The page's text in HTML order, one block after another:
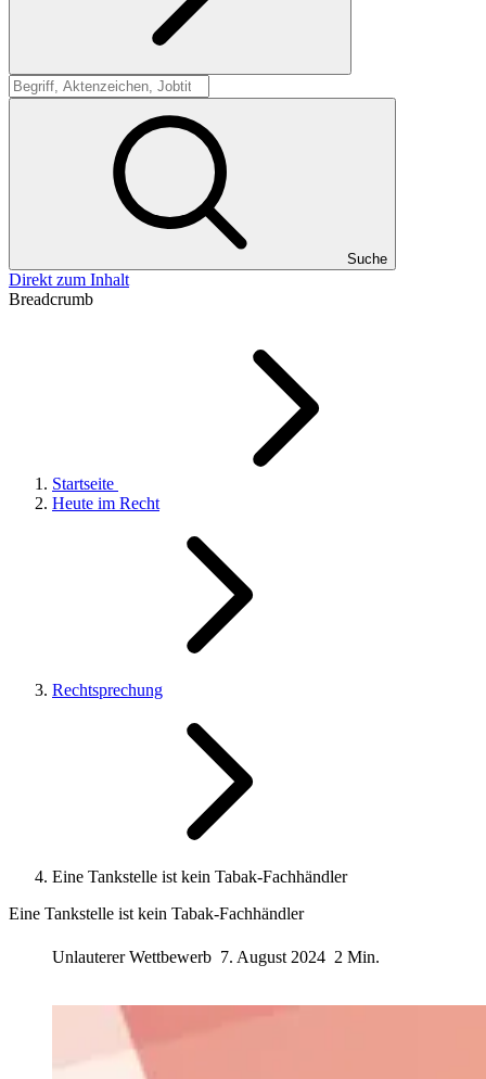
Suche
Suche
Direkt zum Inhalt
Breadcrumb
Startseite
Heute im Recht
Rechtsprechung
Eine Tankstelle ist kein Tabak-Fachhändler
Eine Tankstelle ist kein Tabak-Fachhändler
Unlauterer Wettbewerb 7. August 2024 2 Min.